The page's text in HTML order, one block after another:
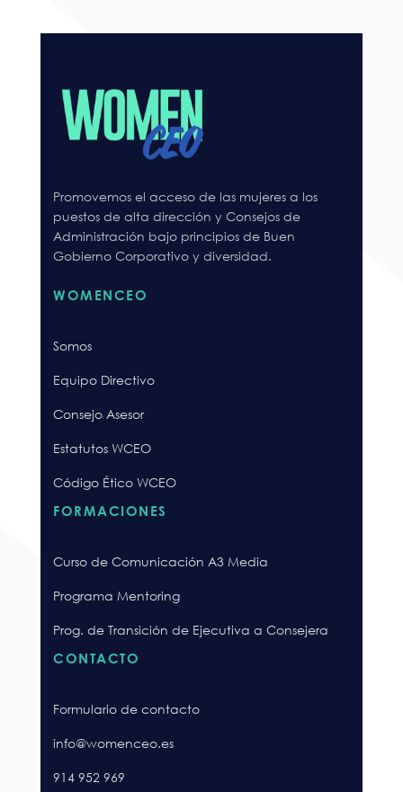
Promovemos el acceso de las mujeres a los
puestos de alta dirección y Consejos de
Administración bajo principios de Buen
Gobierno Corporativo y diversidad.
WOMENCEO
Somos
Equipo Directivo
Consejo Asesor
Estatutos WCEO
Código Ético WCEO
FORMACIONES
Curso de Comunicación A3 Media
Programa Mentoring
Prog. de Transición de Ejecutiva a Consejera
CONTACTO
Formulario de contacto
info@womenceo.es
914 952 969